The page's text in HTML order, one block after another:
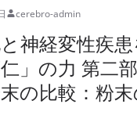
cerebro-admin
神経変性疾
」の力 第二
の比較：粉